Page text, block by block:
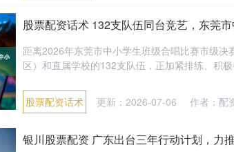
股票配资话术 132支队伍同台竞艺，东莞
距离2026年东莞市中小学生班级合唱比赛市级
区）和直属学校的132支队伍，正加紧排练、积
股票配资话术 更新：2026-07-06 作者：配
银川股票配资 广东出台三年行动计划，力